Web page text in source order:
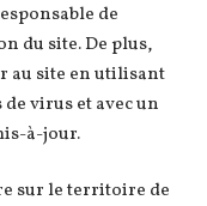
de
du site. De plus,
au site en utilisant
virus et avec un
à-jour.
sur le territoire de